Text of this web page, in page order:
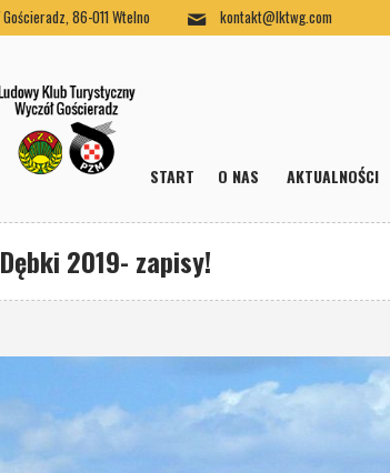
Gościeradz, 86-011 Wtelno kontakt@lktwg.com
START O NAS AKTUALNOŚCI
2019- zapisy!